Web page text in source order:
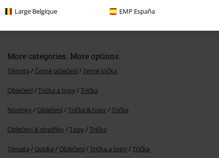
Large Belgique EMP España
DMC Kč 799,00
Kč 679,00
More categories. More options.
Témata Černé oblečení černé trička
Oblečení Trička a topy Trička
Novinky Oblečení Trička & topy Trička
Oblečení & doplňky Topy Trička
Témata Gotika Oblečení Trička a topy Trička